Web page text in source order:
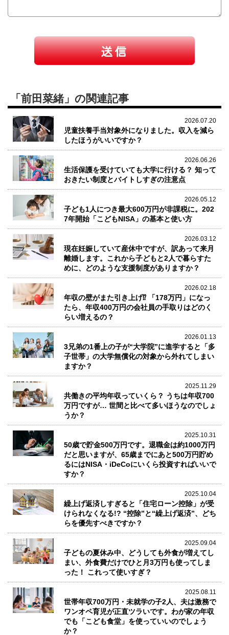
「前田菜緒」の関連記事
2026.07.20
児童扶養手当対象外になりました。収入を減ら
したほうがいいですか？
2026.06.26
生活保護を受けていても大学に行ける？ 知って
おきたい制度とバイトしすぎの注意点
2026.05.12
子ども1人につき最大600万円が非課税に。202
7年開始「こどもNISA」の基本と使い方
2026.03.12
現在妊娠していて産休中ですが、訳あって来月
離婚します。これから子どもと2人で暮らすた
めに、どのような支援制度がありますか？
2026.02.18
年収の壁がまた引き上げ⁉ 「178万円」になっ
たら、年収400万円の会社員の手取りはどのく
らい増えるの？
2026.01.13
3兄弟の1番上の子が“大学院”に進学すると「多
子世帯」の大学無償化の対象から外れてしまい
ますか？
2025.11.29
共働きの平均年収っていくら？ うちは年収700
万円ですが… 世間と比べて多いほうなのでしょ
うか？
2025.10.31
50歳で貯金500万円です。退職金は約1000万円
だと思いますが、65歳までにあと500万円貯め
るにはNISA・iDeCoにいくら投資すればいいで
すか？
2025.10.04
繰上げ返済しすぎると「住宅ローン控除」が受
けられなくなる!? “控除”と“繰上げ返済”、どち
らを優先すべきですか？
2025.09.04
子どもの夏休み中、どうしても外食が増えてし
まい、外食費だけでひと月3万円も使ってしま
った！ これって使いすぎ？
2025.08.11
世帯年収700万円・未就学の子2人、夫は激務で
ワンオペ育児が正直ツラいです。わが家の年収
でも「こども食堂」を使っていいのでしょう
か？